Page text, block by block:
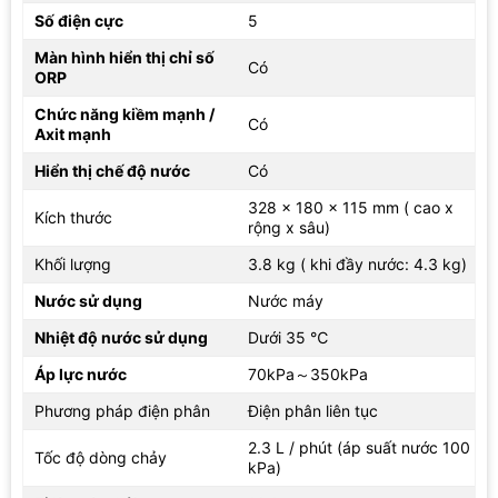
phân. Việc có màn hình hiển thị giúp người dùng dễ nhận biết
kiềm, nước axit hoặc nước lọc trong quá trình sử dụng.
Thời gian sử dụng liên tục của máy là 10 phút. Đây là thông số
đáng lưu ý trong thói quen dùng nước hằng ngày, nhất là khi lấy
hợp cho các lần lấy nước theo nhu cầu sinh hoạt, thay vì vận
hành kéo dài không nghỉ như thiết bị công nghiệp.
Số điện cực
5
Màn hình hiển thị chỉ số
ORP
Có
Chức năng kiềm mạnh /
Axit mạnh
Có
Hiển thị chế độ nước Có
Kích thước
328 x 180 x 115 mm ( cao x
rộng x sâu)
Khối lượng
3.8 kg ( khi đầy nước: 4.3 kg)
Nước sử dụng
Nước máy
Nhiệt độ nước sử dụng
Dưới 35 ℃
Áp lực nước
70kPa～350kPa
Phương pháp điện phân
Điện phân liên tục
Tốc độ dòng chảy
2.3 L / phút (áp suất nước 100
kPa)